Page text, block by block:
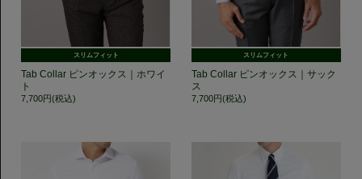
スリムフィット
Tab Collar ピンオックス｜ホワイ
ト
7,700円(税込)
スリムフィット
Tab Collar ピンオックス｜サック
ス
7,700円(税込)